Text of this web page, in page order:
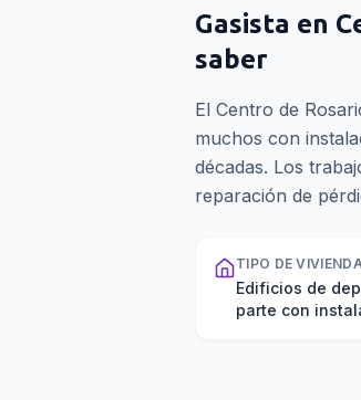
Gasista en
saber
El Centro de
muchos con
décadas. Los
reparación de
TIPO DE
Edificios de
parte con